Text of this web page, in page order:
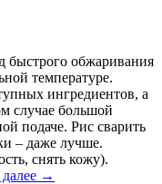
обжаривания
температуре.
ингредиентов, а
случае большой
подаче. Рис сварить
– даже лучше.
снять кожу).
→